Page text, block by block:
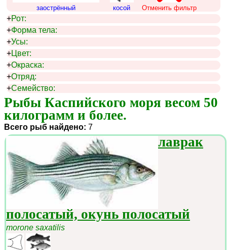
заострённый косой Отменить фильтр
+Рот:
+Форма тела:
+Усы:
+Цвет:
+Окраска:
+Отряд:
+Семейство:
Рыбы Каспийского моря весом 50
килограмм и более.
Всего рыб найдено: 7
лаврак
полосатый, окунь полосатый
morone saxatilis